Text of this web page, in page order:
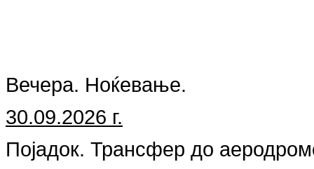
Вечера. Ноќевање.
30.09.2026 г.
Појадок. Трансфер до